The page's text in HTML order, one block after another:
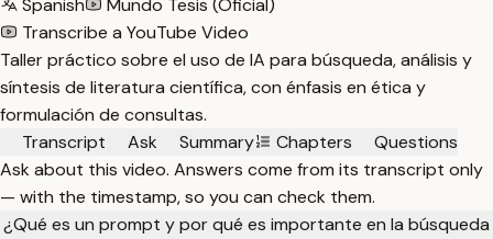
Spanish
Mundo Tesis (Oficial)
Transcribe a YouTube Video
Taller práctico sobre el uso de IA para búsqueda, análisis y
síntesis de literatura científica, con énfasis en ética y
formulación de consultas.
Transcript
Ask Summary Chapters
Questions
Ask about this video. Answers come from its transcript only
— with the timestamp, so you can check them.
¿Qué es un prompt y por qué es importante en la búsqueda